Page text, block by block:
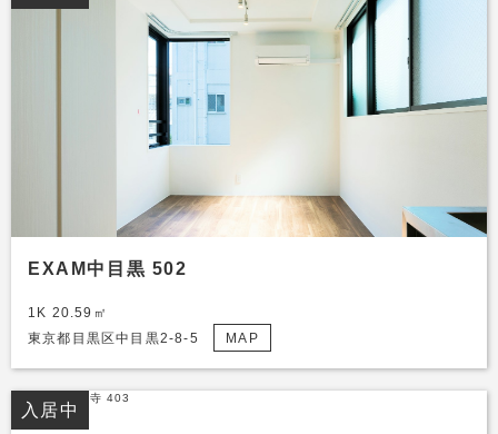
EXAM中目黒 502
1K 20.59㎡
東京都目黒区中目黒2-8-5
MAP
入居中